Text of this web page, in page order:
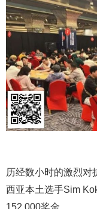
历经数小时的激烈对
西亚本土选手Sim
152,000奖金。